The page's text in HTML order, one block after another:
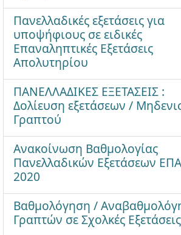
Πανελλαδικές εξετάσεις για
υποψήφιους σε ειδικές
Επαναληπτικές Εξετάσεις
Απολυτηρίου
ΠΑΝΕΛΛΑΔΙΚΕΣ ΕΞΕΤΑΣΕΙΣ :
Δολίευση εξετάσεων /
Γραπτού
Ανακοίνωση Βαθμολογίας
Πανελλαδικών Εξετάσεων
2020
Βαθμολόγηση /
Γραπτών σε Σχολκές Εξετάσεις